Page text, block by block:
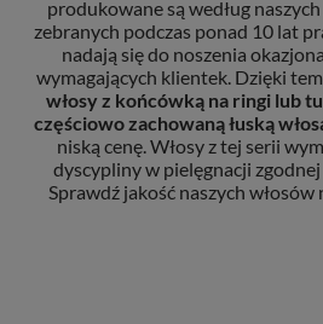
produkowane są według
zebranych podczas ponad 10 lat
nadają się do noszenia
wymagających klientek. Dzięki
włosy z końcówką na ringi lub
częściowo zachowaną łuską
niską cenę. Włosy z tej serii
dyscypliny w pielęgnacji zgodnej
Sprawdź jakość naszych włosów